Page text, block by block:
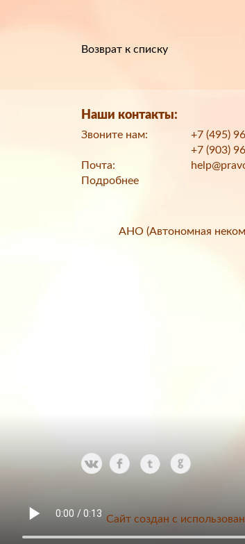
Возврат к списку
Наши контакты:
Звоните нам:
+7 (495)
+7 (903)
Почта:
Подробнее
АНО (Автономная
Сайт создан с